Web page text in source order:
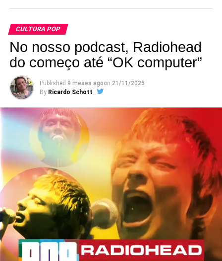
little pill). Trilha sonora:Leandro Souto Maior. Vinheta
de abertura:Renato Vilarouca
em quinze dias, às sextas! Apoie a gente
emapoia.se/popfantasma.
Ouça a gente preferencialmente no Castbox. Mas
estamos também noMixcloud, noDeezer
Mais Pop Fantasma Documento
CULTURA POP
No nosso podcast, Radiohead
do começo até “OK computer”
Published 9 meses agoon 21/11/2025
By Ricardo Schott